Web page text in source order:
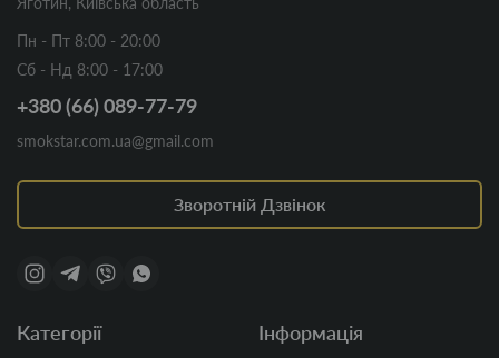
Пн - Пт 8:00 - 20:00
Сб - Нд 8:00 - 17:00
+380 (66) 089-77-79
smokstar.com.ua@gmail.com
Зворотній Дзвінок
Категорії Інформація